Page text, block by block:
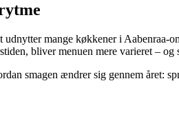
mange køkkener i
bliver menuen mere varieret –
smagen ændrer sig gennem året: